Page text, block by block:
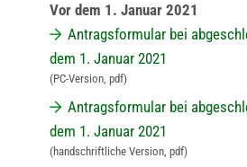
Vor dem 1. Januar 2021
Antragsformular bei
dem 1. Januar 2021
(PC-Version, pdf)
Antragsformular bei
dem 1. Januar 2021
(handschriftliche Version, pdf)